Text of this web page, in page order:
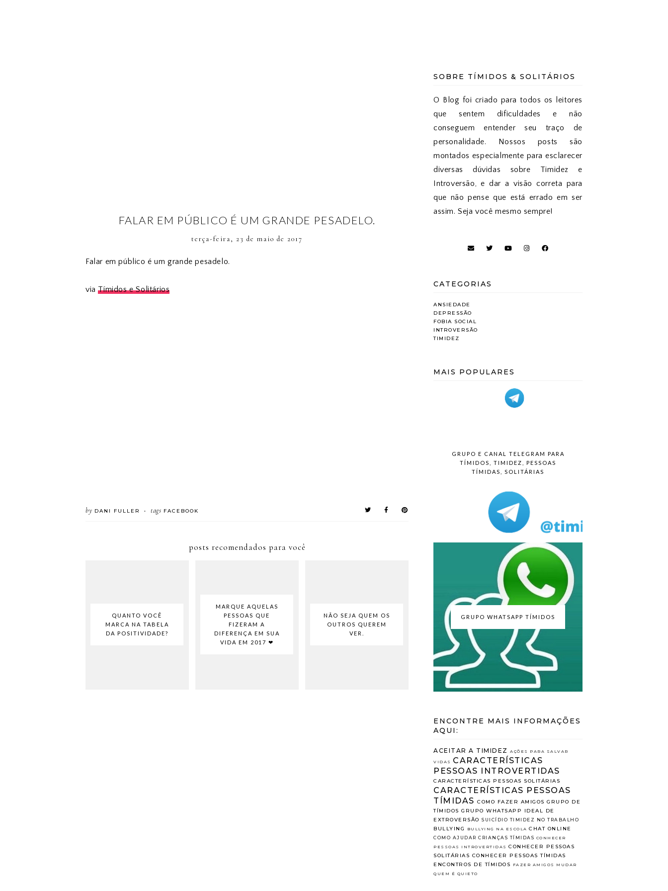
FALAR EM PÚBLICO É UM GRANDE PESADELO.
terça-feira, 23 de maio de 2017
Falar em público é um grande pesadelo.
viaTímidos e Solitários
by DANI FULLER • tags FACEBOOK
posts recomendados para você
QUANTO VOCÊ
MARCA NA TABELA
DA POSITIVIDADE?
MARQUE AQUELAS
PESSOAS QUE
FIZERAM A
DIFERENÇA EM SUA
VIDA EM 2017 ❤
NÃO SEJA QUEM OS
OUTROS QUEREM
VER.
SOBRE TÍMIDOS & SOLITÁRIOS
O Blog foi criado para todos os leitores
que sentem dificuldades e não
conseguem entender seu traço de
personalidade. Nossos posts são
montados especialmente para esclarecer
diversas dúvidas sobre Timidez e
Introversão, e dar a visão correta para
que não pense que está errado em ser
assim. Seja você mesmo sempre!
CATEGORIAS
ANSIEDADE
DEPRESSÃO
FOBIA SOCIAL
INTROVERSÃO
TIMIDEZ
MAIS POPULARES
GRUPO E CANAL TELEGRAM PARA
TÍMIDOS, TIMIDEZ, PESSOAS
TÍMIDAS, SOLITÁRIAS
GRUPO WHATSAPP TÍMIDOS
ENCONTRE MAIS INFORMAÇÕES
AQUI:
ACEITAR A TIMIDEZ AÇÕES PARA SALVAR
VIDAS
CARACTERÍSTICAS
PESSOAS INTROVERTIDAS
CARACTERÍSTICAS PESSOAS SOLITÁRIAS
CARACTERÍSTICAS PESSOAS
TÍMIDAS COMO FAZER AMIGOS GRUPO DE
TÍMIDOS GRUPO WHATSAPP
IDEAL DE
EXTROVERSÃO SUICÍDIO TIMIDEZ NO TRABALHO
BULLYING BULLYING NA ESCOLA CHAT ONLINE
COMO AJUDAR CRIANÇAS TÍMIDAS CONHECER
PESSOAS INTROVERTIDAS CONHECER PESSOAS
SOLITÁRIAS CONHECER PESSOAS TÍMIDAS
ENCONTROS DE TÍMIDOS
FAZER AMIGOS
MUDAR
QUEM É QUIETO